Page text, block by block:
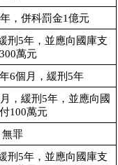
，併科罰金1億元
刑5年，並應向國庫支
萬元
6個月，緩刑5年
，緩刑5年，並應向國
100萬元
無罪
刑5年，並應向國庫支